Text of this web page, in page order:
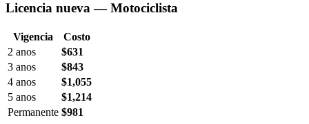
Licencia nueva — Motociclista
Vigencia
Costo
2 anos
$631
3 anos
$843
4 anos
$1,055
5 anos
$1,214
Permanente $981